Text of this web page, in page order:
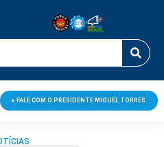
FALE COM O PRESIDENTE MIGUEL TORRES